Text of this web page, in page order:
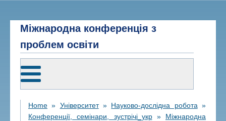
Міжнародна конференція з
проблем освіти
Home » Університет» Науково-дослідна робота »
Конференції, семінари, зустрічі_укр» Міжнародна